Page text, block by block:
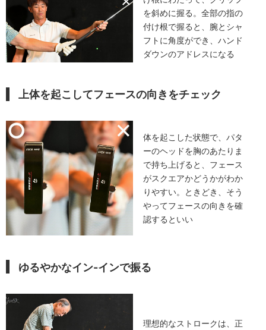
を斜めに握る。全部の指の
付け根で握ると、腕とシャ
フトに角度ができ、ハンド
ダウンのアドレスになる
上体を起こしてフェースの向きをチェック
体を起こした状態で、パタ
ーのヘッドを胸のあたりま
で持ち上げると、フェース
がスクエアかどうかがわか
りやすい。ときどき、そう
やってフェースの向きを確
認するといい
ゆるやかなイン-インで振る
理想的なストロークは、正